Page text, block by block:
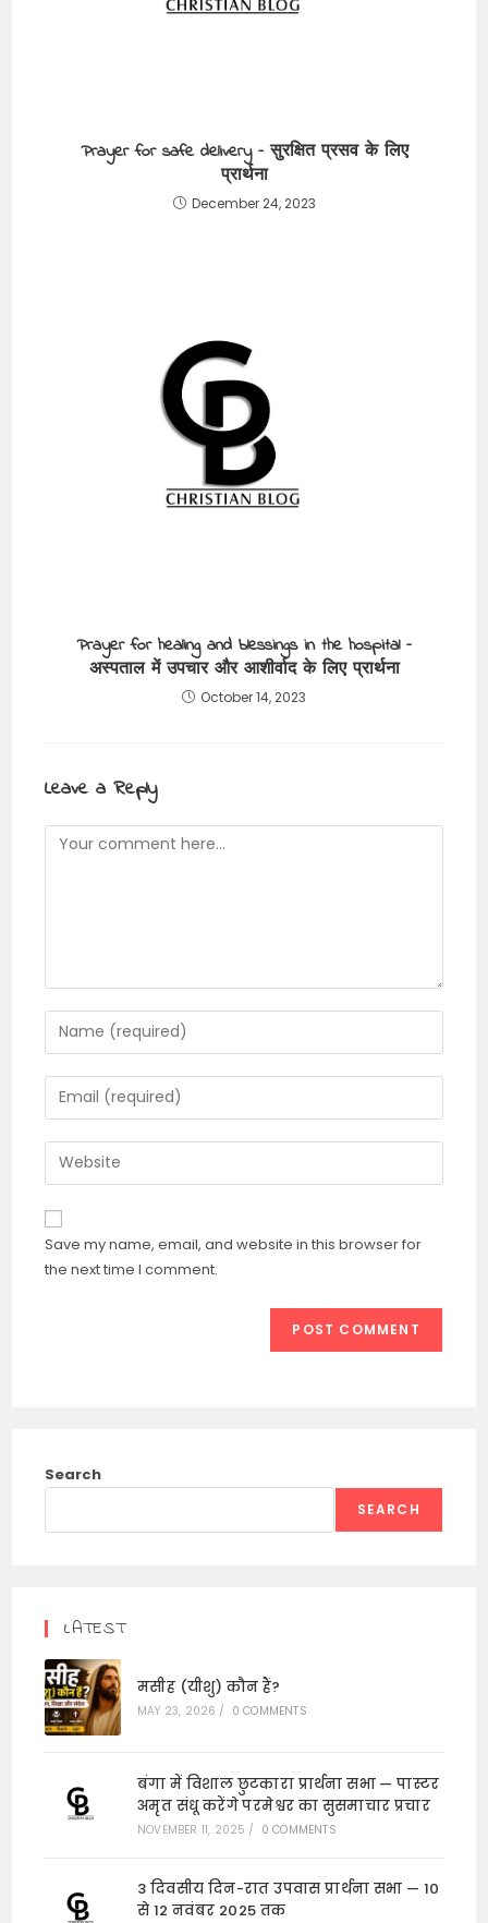
Prayer for safe delivery – सुरक्षित प्रसव के लिए
प्रार्थना
December 24, 2023
Prayer for healing and blessings in the hospital –
अस्पताल में उपचार और आशीर्वाद के लिए प्रार्थना
October 14, 2023
Leave a Reply
Comment
Enter
your
name
or
to
comment
Enter
your
email
address
comment
Enter
your
website
URL
(optional)
Save my name, email, and website in this browser for
the next time I comment.
Search
SEARCH
LATEST
मसीह (यीशु) कौन हैं?
MAY 23, 2026 / 0 COMMENTS
बंगा में विशाल छुटकारा प्रार्थना सभा — पास्टर
अमृत संधू करेंगे परमेश्वर का सुसमाचार प्रचार
NOVEMBER 11, 2025 / 0 COMMENTS
3 दिवसीय दिन-रात उपवास प्रार्थना सभा — 10
से 12 नवंबर 2025 तक